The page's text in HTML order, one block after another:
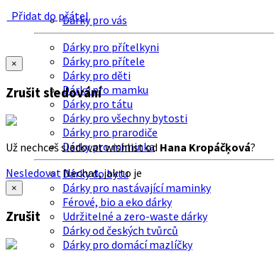
Dárky pro vás
Dárky pro přítelkyni
Dárky pro přítele
Dárky pro děti
Dárky pro mamku
Dárky pro tátu
Dárky pro všechny bytosti
Dárky pro prarodiče
Dárky pro miminka
Dárky do bytu
Dárky pro nastávající maminky
Férové, bio a eko dárky
Udržitelné a zero-waste dárky
Dárky od českých tvůrců
Dárky pro domácí mazlíčky
Přidat do přátel
×
Zrušit sledování
Už nechceš sledovat wishlist od Hana Kropáčķová?
Nesledovat Nechat, jak to je
×
Zrušit